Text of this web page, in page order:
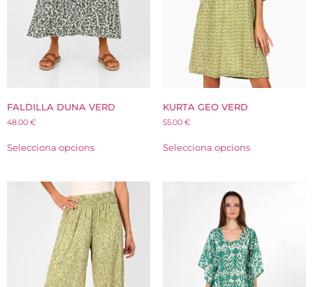
FALDILLA DUNA VERD
48.00 €
Selecciona opcions
KURTA GEO VERD
55.00 €
Selecciona opcions